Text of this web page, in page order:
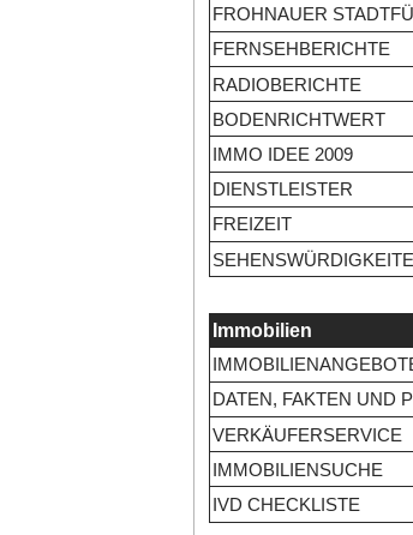
FROHNAUER
FERNSEHBERICHTE
RADIOBERICHTE
BODENRICHTWERT
IMMO IDEE 2009
DIENSTLEISTER
FREIZEIT
Immobilien
DATEN, FAKTEN UND
VERKÄUFERSERVICE
IMMOBILIENSUCHE
IVD CHECKLISTE